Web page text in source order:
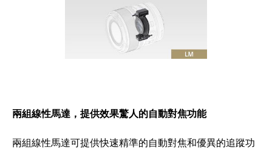
兩組線性馬達，提供效果驚人的自動對焦功能
兩組線性馬達可提供快速精準的自動對焦和優異的追蹤功